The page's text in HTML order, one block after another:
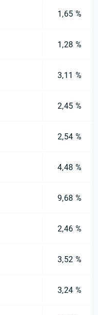
1,65 %
1,28 %
3,11 %
2,45 %
2,54 %
4,48 %
9,68 %
2,46 %
3,52 %
3,24 %